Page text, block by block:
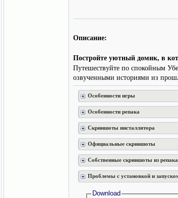
Описание:
Постройте уютный домик, в
Путешествуйте по спокойным
озвученными историями из
Особенности игры
Особенности репака
Скриншоты инсталлятора
Официальные скриншоты
Собственные скриншоты из репака
Проблемы с установкой и
Download